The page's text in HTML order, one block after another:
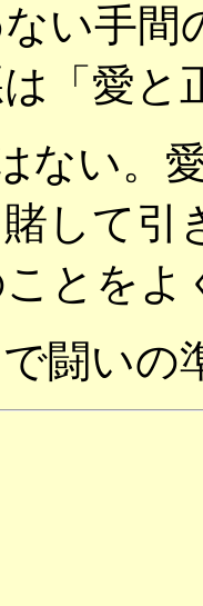
い手間
「愛と
ない。
して引
とを
闘いの